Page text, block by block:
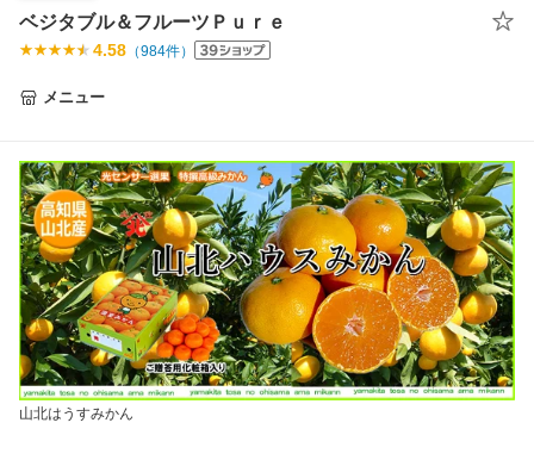
ベジタブル＆フルーツＰｕｒｅ
4.58 （984件）
メニュー
山北はうすみかん